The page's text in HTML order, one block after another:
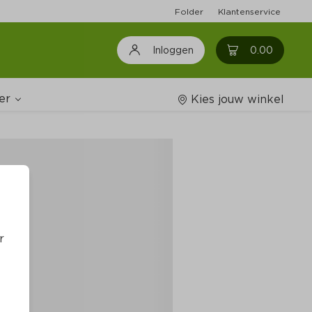
Folder Klantenservice
Inloggen 0.00 0
Kies jouw winkel